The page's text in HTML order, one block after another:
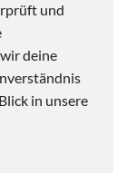
und
deine
in unsere